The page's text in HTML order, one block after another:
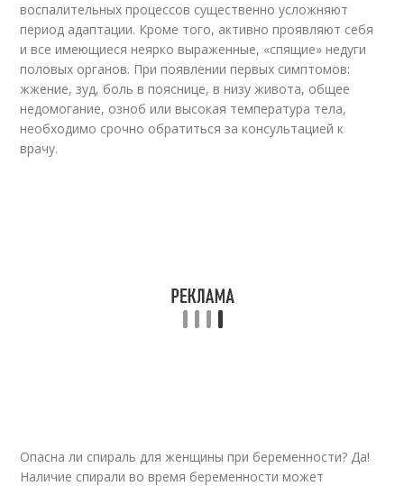
воспалительных процессов существенно усложняют
период адаптации. Кроме того, активно проявляют себя
и все имеющиеся неярко выраженные, «спящие» недуги
половых органов. При появлении первых симптомов:
жжение, зуд, боль в пояснице, в низу живота, общее
недомогание, озноб или высокая температура тела,
необходимо срочно обратиться за консультацией к
врачу.
Опасна ли спираль для женщины при беременности? Да!
Наличие спирали во время беременности может